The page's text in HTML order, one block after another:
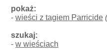
pokaż:
-wieści z tagiem Parricide
szukaj:
-w wieściach